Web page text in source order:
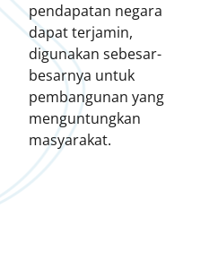
pendapatan negara
dapat terjamin,
digunakan sebesar-
besarnya untuk
pembangunan yang
menguntungkan
masyarakat.